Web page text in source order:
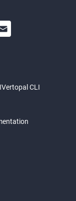
Vertopal CLI